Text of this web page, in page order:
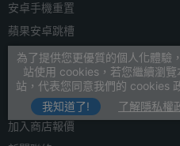
安卓手機重置
蘋果安卓跳槽
安卓資料轉移
合作聯絡
廣告刊登
加入商店報價
為了提供您更優質的個人化體驗
站使用 cookies，若您繼續瀏覽
站，代表您同意我們的 cookies
我知道了!
了解隱私權